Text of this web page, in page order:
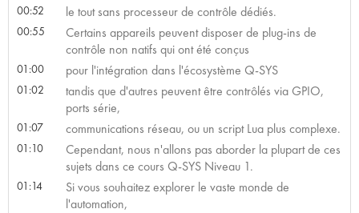
00:52 le tout sans processeur de contrôle dédiés.
00:55
Certains appareils peuvent disposer de plug-ins de
contrôle non natifs qui ont été conçus
01:00 pour l'intégration dans l'écosystème Q-SYS
01:02
tandis que d'autres peuvent être contrôlés via GPIO,
ports série,
01:07 communications réseau, ou un script Lua plus complexe.
01:10
Cependant, nous n'allons pas aborder la plupart de ces
sujets dans ce cours Q-SYS Niveau 1.
01:14
Si vous souhaitez explorer le vaste monde de
l'automation,